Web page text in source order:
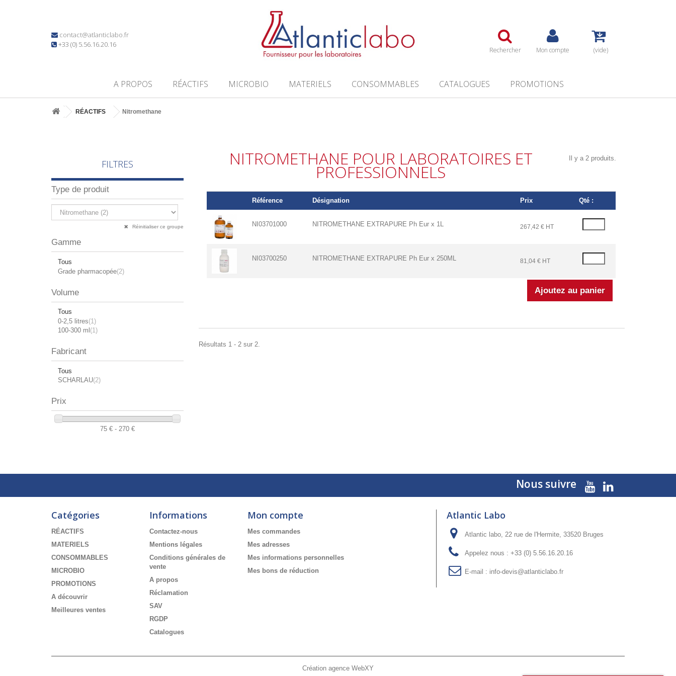
contact@atlanticlabo.fr
+33 (0) 5.56.16.20.16
Rechercher Mon compte (vide)
A PROPOS RÉACTIFS MICROBIO MATERIELS CONSOMMABLES CATALOGUES PROMOTIONS
RÉACTIFS Nitromethane
FILTRES
Type de produit
Réinitialiser ce groupe
Gamme
Tous
Grade pharmacopée(2)
Volume
Tous
0-2,5 litres(1)
100-300 ml (1)
Fabricant
Tous
SCHARLAU(2)
Prix
75 € - 270 €
NITROMETHANE POUR LABORATOIRES ET
PROFESSIONNELS
Il y a 2 produits.
Référence Désignation Prix Qté :
NI03701000 NITROMETHANE EXTRAPURE Ph Eur x 1L 267,42 € HT
NI03700250 NITROMETHANE EXTRAPURE Ph Eur x 250ML 81,04 € HT
Résultats 1 - 2 sur 2.
Nous suivre
Catégories
RÉACTIFS
MATERIELS
CONSOMMABLES
MICROBIO
PROMOTIONS
A découvrir
Meilleures ventes
Informations
Contactez-nous
Mentions légales
Conditions générales de
vente
A propos
Réclamation
SAV
RGDP
Catalogues
Création agence WebXY
Mon compte
Mes commandes
Mes adresses
Mes informations personnelles
Mes bons de réduction
Atlantic Labo
Atlantic labo, 22 rue de l'Hermite, 33520 Bruges
Appelez nous : +33 (0) 5.56.16.20.16
E-mail : info-devis@atlanticlabo.fr